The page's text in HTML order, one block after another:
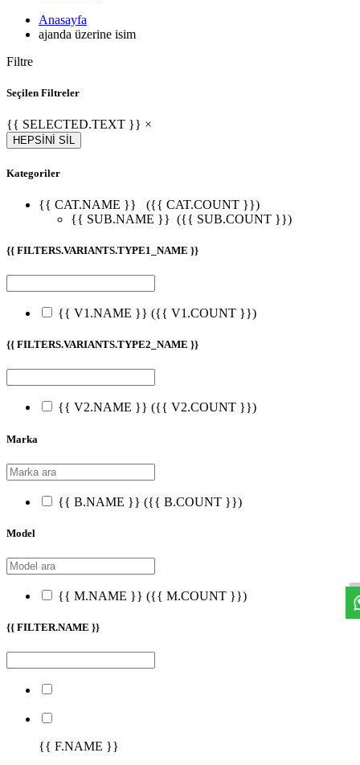
Anasayfa
ajanda üzerine isim
Filtre
Seçilen Filtreler
{{ SELECTED.TEXT }} ×
HEPSİNİ SİL
Kategoriler
{{ CAT.NAME }}
({{ CAT.COUNT }})
{{ SUB.NAME }} ({{ SUB.COUNT }})
{{ FILTERS.VARIANTS.TYPE1_NAME }}
{{ V1.NAME }} ({{ V1.COUNT }})
{{ FILTERS.VARIANTS.TYPE2_NAME }}
{{ V2.NAME }} ({{ V2.COUNT }})
Marka
{{ B.NAME }} ({{ B.COUNT }})
Model
{{ M.NAME }} ({{ M.COUNT }})
{{ FILTER.NAME }}
{{ F.NAME }}